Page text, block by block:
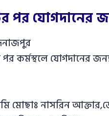
পর যোগদানের
পর কর্মস্থলে যোগদানের
মোছাঃ নাসরিন